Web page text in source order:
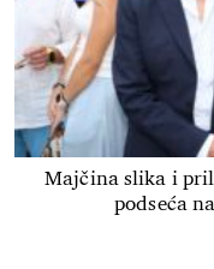
Majčina slika i
podseća